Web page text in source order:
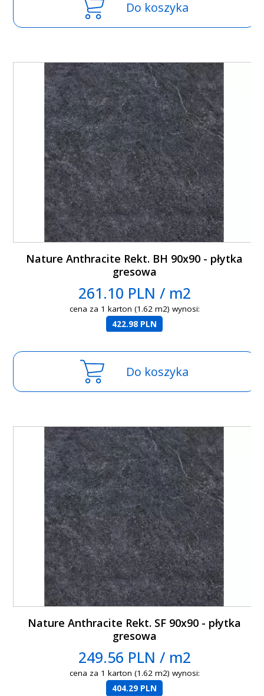
Do koszyka
Nature Anthracite Rekt. BH 90x90 - płytka
gresowa
261.10 PLN / m2
cena za 1 karton (1.62 m2) wynosi:
422.98 PLN
Do koszyka
Nature Anthracite Rekt. SF 90x90 - płytka
gresowa
249.56 PLN / m2
cena za 1 karton (1.62 m2) wynosi:
404.29 PLN